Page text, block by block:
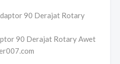
90 Derajat Rotary Awet